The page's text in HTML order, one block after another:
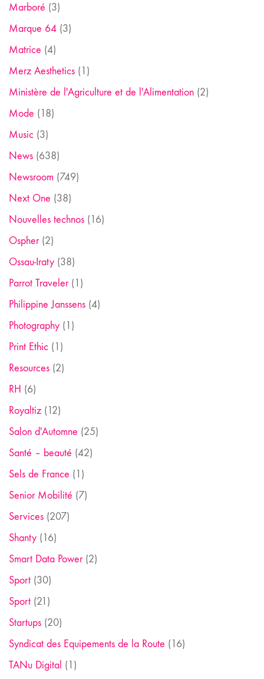
Marboré (3)
Marque 64 (3)
Matrice (4)
Merz Aesthetics (1)
Ministère de l'Agriculture et de l'Alimentation (2)
Mode (18)
Music (3)
News (638)
Newsroom (749)
Next One (38)
Nouvelles technos (16)
Ospher(2)
Ossau-Iraty (38)
Parrot Traveler(1)
Philippine Janssens (4)
Photography (1)
Print Ethic (1)
Resources (2)
RH (6)
Royaltiz (12)
Salon d'Automne (25)
Santé – beauté (42)
Sels de France (1)
Senior Mobilité (7)
Services (207)
Shanty (16)
Smart Data Power(2)
Sport (30)
Sport (21)
Startups (20)
Syndicat des Equipements de la Route (16)
TANu Digital (1)